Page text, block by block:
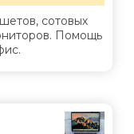
сотовых
Помощь